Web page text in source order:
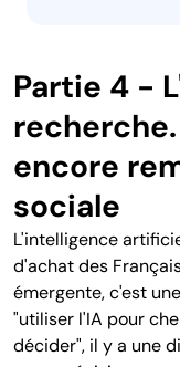
Partie 4 -
encore
sociale
L'intelligence
d'achat des
émergente, c'est
"utiliser l'IA pour
décider", il y a une